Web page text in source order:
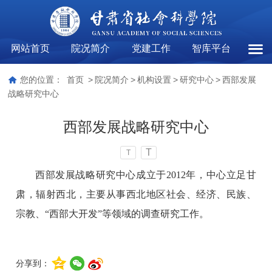
网站首页 院况简介 党建工作 智库平台
西部
您的位置： 首页 > 院况简介 > 机构设置 > 研究中心 > 西部发展
战略研究中心
西部发展战略研究中心
T T
西部发展战略研究中心成立于2012年，中心立足甘
肃，辐射西北，主要从事西北地区社会、经济、民族、
宗教、“西部大开发”等领域的调查研究工作。
分享到：